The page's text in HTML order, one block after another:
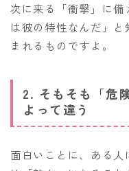
次に来る「衝撃」に
は彼の特性なんだ」
まれるものですよ。
2. そもそも「危
よって違う
面白いことに、ある